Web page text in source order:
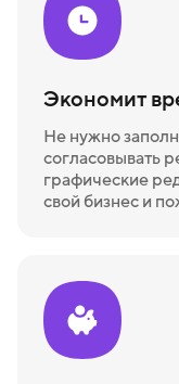
Экономит
Не нужно
согласовывать
графические
свой бизнес и